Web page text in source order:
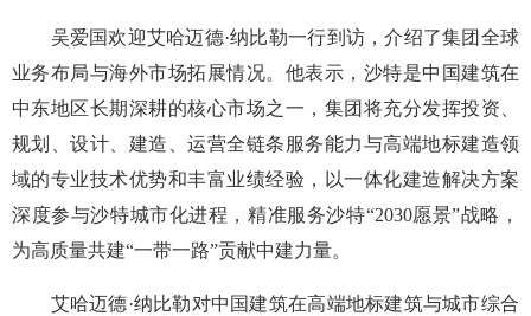
吴爱国欢迎艾哈迈德·纳比勒一行到访，介绍了集团全球
业务布局与海外市场拓展情况。他表示，沙特是中国建筑在
中东地区长期深耕的核心市场之一，集团将充分发挥投资、
规划、设计、建造、运营全链条服务能力与高端地标建造领
域的专业技术优势和丰富业绩经验，以一体化建造解决方案
深度参与沙特城市化进程，精准服务沙特“2030愿景”战略，
为高质量共建“一带一路”贡献中建力量。
艾哈迈德·纳比勒对中国建筑在高端地标建筑与城市综合